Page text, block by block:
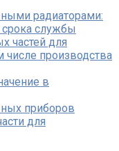
радиаторами:
службы
частей для
числе производства
в
приборов
для